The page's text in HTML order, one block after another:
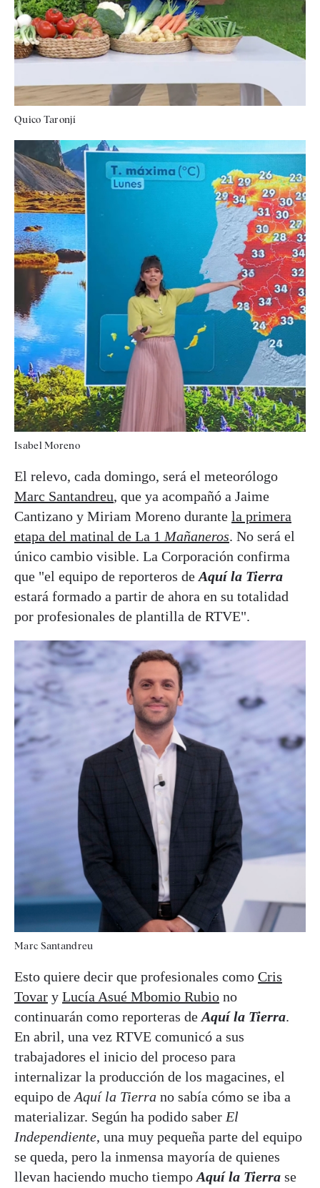
Quico Taronjí
Isabel Moreno
El relevo, cada domingo, será el meteorólogo
Marc Santandreu, que ya acompañó a Jaime
Cantizano y Miriam Moreno durante la primera
etapa del matinal de La 1 Mañaneros. No será el
único cambio visible. La Corporación confirma
que "el equipo de reporteros de Aquí la Tierra
estará formado a partir de ahora en su totalidad
por profesionales de plantilla de RTVE".
Marc Santandreu
Esto quiere decir que profesionales como Cris
Tovar y Lucía Asué Mbomio Rubio no
continuarán como reporteras de Aquí la Tierra.
En abril, una vez RTVE comunicó a sus
trabajadores el inicio del proceso para
internalizar la producción de los magacines, el
equipo de Aquí la Tierra no sabía cómo se iba a
materializar. Según ha podido saber El
Independiente, una muy pequeña parte del equipo
se queda, pero la inmensa mayoría de quienes
llevan haciendo mucho tiempo Aquí la Tierra se